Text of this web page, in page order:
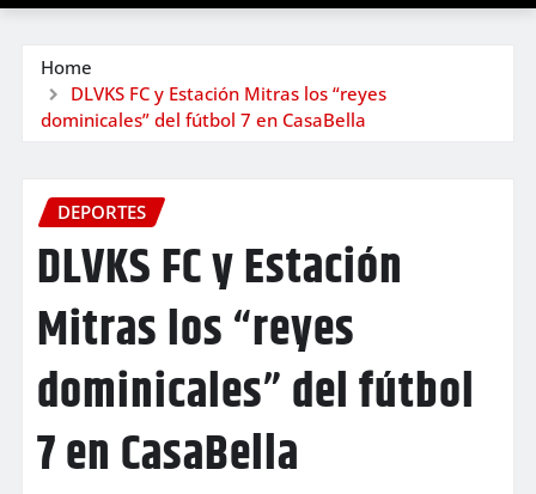
Home
DLVKS FC y Estación Mitras los “reyes
dominicales” del fútbol 7 en CasaBella
DEPORTES
DLVKS FC y Estación
Mitras los “reyes
dominicales” del fútbol
7 en CasaBella